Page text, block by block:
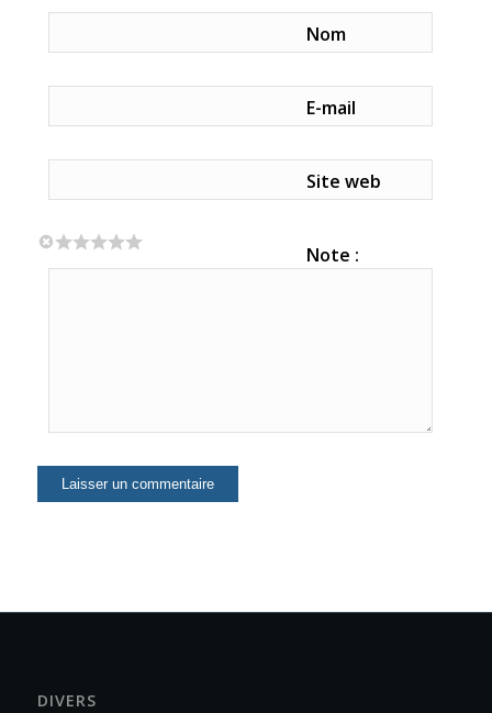
Nom
E-mail
Site web
Note :
DIVERS